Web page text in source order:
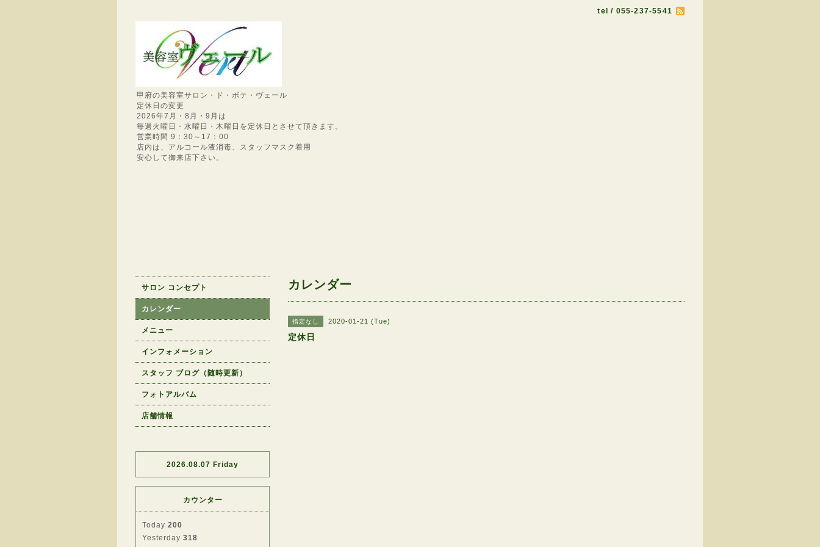
tel / 055-237-5541
甲府の美容室サロン・ド・ボテ・ヴェール
定休日の変更
2026年7月・8月・9月は
毎週火曜日・水曜日・木曜日を定休日とさせて頂きます。
営業時間 9：30～17：00
店内は、アルコール液消毒、スタッフマスク着用
安心して御来店下さい。
カレンダー
指定なし 2020-01-21 (Tue)
定休日
サロン コンセプト
カレンダー
メニュー
インフォメーション
スタッフ ブログ（随時更新）
フォトアルバム
店舗情報
2026.08.07 Friday
カウンター
Today 200
Yesterday 318